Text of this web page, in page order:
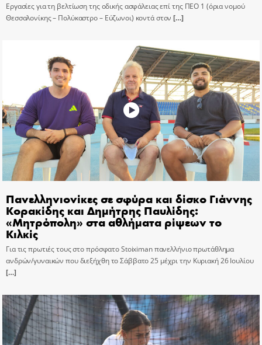
Εργασίες για τη βελτίωση της οδικής ασφάλειας επί της ΠΕΟ 1 (όρια νομού
Θεσσαλονίκης – Πολύκαστρο – Εύζωνοι) κοντά στον […]
Πανελληνιονίκες σε σφύρα και δίσκο Γιάννης
Κορακίδης και Δημήτρης Παυλίδης:
«Μητρόπολη» στα αθλήματα ρίψεων το
Κιλκίς
Για τις πρωτιές τους στο πρόσφατο Stoiximan πανελλήνιο πρωτάθλημα
ανδρών/γυναικών που διεξήχθη το Σάββατο 25 μέχρι την Κυριακή 26 Ιουλίου
[…]